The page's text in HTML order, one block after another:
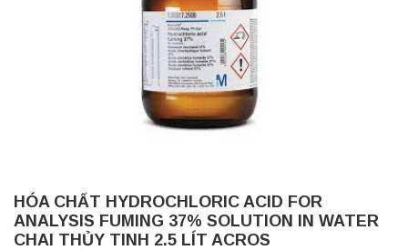
HÓA CHẤT HYDROCHLORIC ACID FOR
ANALYSIS FUMING 37% SOLUTION IN WATER
CHAI THỦY TINH 2.5 LÍT ACROS